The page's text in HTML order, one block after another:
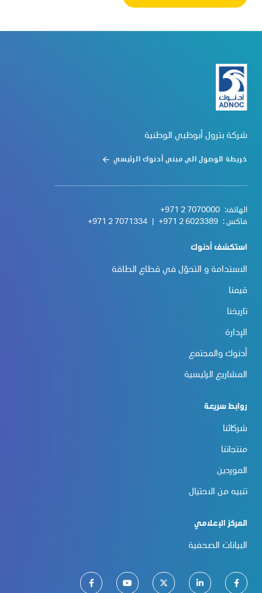
شركة بترول أبوظبي الوطنية
خريطة الوصول الى مبنى أدنوك الرئيسي
الهاتف: +971 2 7070000
فاكس : +971 2 6023389
+971 2 7071334
استكشف أدنوك
الاستدامة و التحوّل في قطاع الطاقة
قيمنا
تاريخنا
الإدارة
أدنوك والمجتمع
المشاريع الرئيسية
روابط سريعة
شركائنا
منتجاتنا
الموردين
تنبيه من الاحتيال
المركز الإعلامي
البيانات الصحفية